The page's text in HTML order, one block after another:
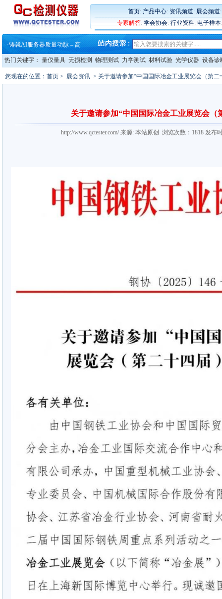
首页: 产品中心: 资讯频道: 展会频道
专家解答: 学会协会: 行业资料: 电子样本
蔡司软件 | 高效变形分析能
铸就AI服务器质量动脉 – 高
·铸就AI服务器质量动脉 – 高
·ZEISS BOSELLO ADR 让内部缺
·蔡司和亿纬锂能达成战略合作
·大牌云集 买家升级 ——26
·铸就AI服务器质量动脉 – 高
大牌云集 买家升级 ——26
热门关键字： 量仪量具 无损检测 物理测试 力学测试 材料试验 光学仪器 设备诊
您现在的位置： 首页 > 展会资讯 > 关于邀请参加“中国国际冶金工业展览会（第二
关于邀请参加“中国国际冶金工业展览会（
http://www.qctester.com/ 来源: 本站原创 浏览次数：1818 发布